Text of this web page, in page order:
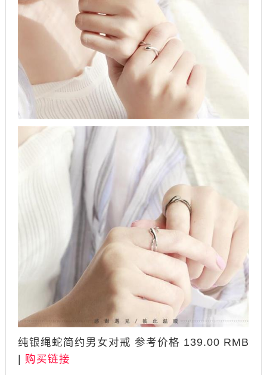
纯银绳蛇简约男女对戒 参考价格 139.00 RMB
| 购买链接